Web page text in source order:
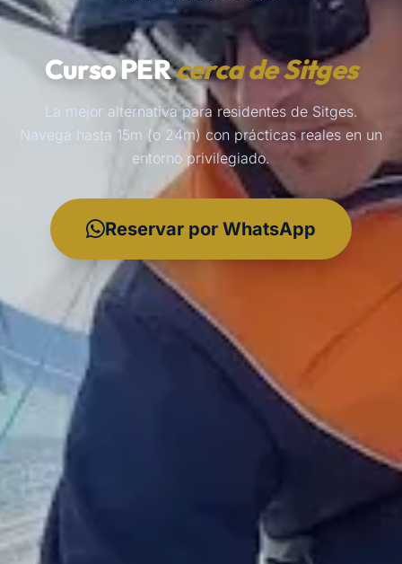
Curso PERcerca de Sitges
La mejor alternativa para residentes de Sitges.
Navega hasta 15m (o 24m) con prácticas reales en un
entorno privilegiado.
Reservar por WhatsApp